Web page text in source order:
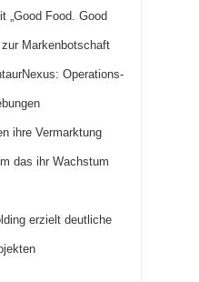
„Good Food. Good
Markenbotschaft
Operations-
ihre Vermarktung
das ihr Wachstum
erzielt deutliche